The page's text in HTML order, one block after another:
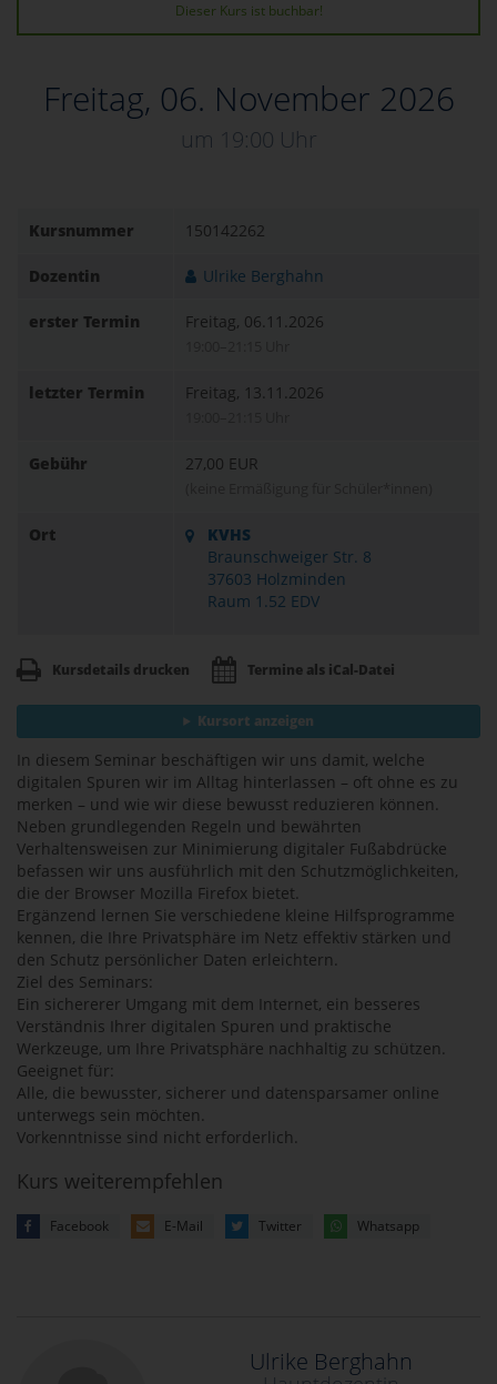
Dieser Kurs ist buchbar!
Freitag, 06. November 2026
um 19:00 Uhr
Kursnummer 150142262
Dozentin Ulrike Berghahn
erster Termin Freitag, 06.11.2026
letzter Termin Freitag, 13.11.2026
Gebühr 27,00 EUR
Ort
KVHS
Braunschweiger Str. 8
37603 Holzminden
Raum 1.52 EDV
Kursdetails drucken Termine als iCal-Datei
Kursort anzeigen
In diesem Seminar beschäftigen wir uns damit, welche
digitalen Spuren wir im Alltag hinterlassen – oft ohne es zu
merken – und wie wir diese bewusst reduzieren können.
Neben grundlegenden Regeln und bewährten
Verhaltensweisen zur Minimierung digitaler Fußabdrücke
befassen wir uns ausführlich mit den Schutzmöglichkeiten,
die der Browser Mozilla Firefox bietet.
Ergänzend lernen Sie verschiedene kleine Hilfsprogramme
kennen, die Ihre Privatsphäre im Netz effektiv stärken und
den Schutz persönlicher Daten erleichtern.
Ziel des Seminars:
Ein sichererer Umgang mit dem Internet, ein besseres
Verständnis Ihrer digitalen Spuren und praktische
Werkzeuge, um Ihre Privatsphäre nachhaltig zu schützen.
Geeignet für:
Alle, die bewusster, sicherer und datensparsamer online
unterwegs sein möchten.
Vorkenntnisse sind nicht erforderlich.
Kurs weiterempfehlen
Facebook E-Mail Twitter Whatsapp
Ulrike Berghahn